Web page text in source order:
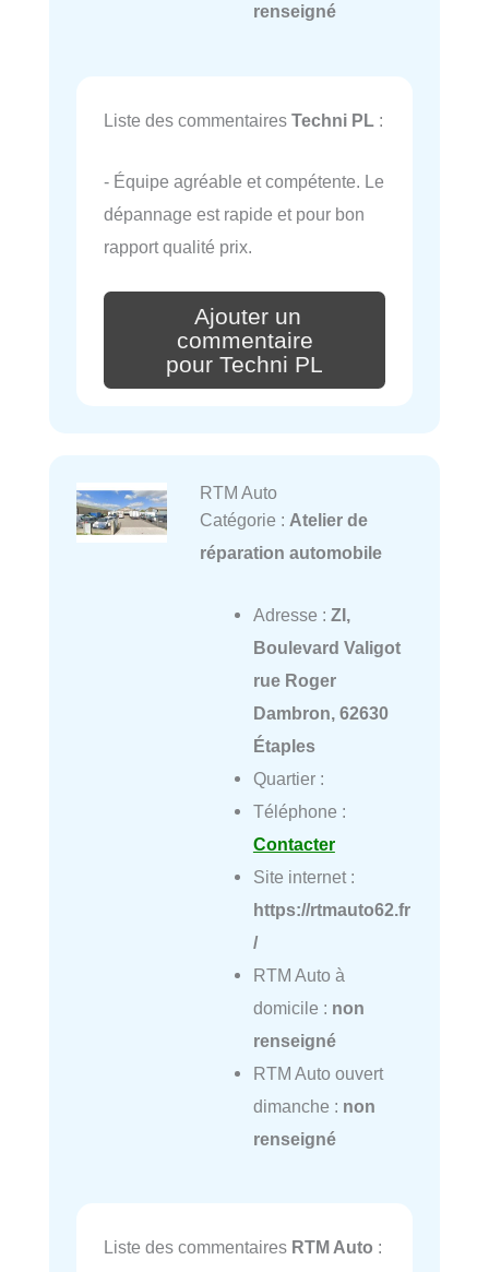
renseigné
Liste des commentaires Techni PL :
- Équipe agréable et compétente. Le
dépannage est rapide et pour bon
rapport qualité prix.
Ajouter un
commentaire
pour Techni PL
RTM Auto
Catégorie : Atelier de
réparation automobile
Adresse : ZI,
Boulevard Valigot
rue Roger
Dambron, 62630
Étaples
Quartier :
Téléphone :
Contacter
Site internet :
https://rtmauto62.fr
/
RTM Auto à
domicile : non
renseigné
RTM Auto ouvert
dimanche : non
renseigné
Liste des commentaires RTM Auto :